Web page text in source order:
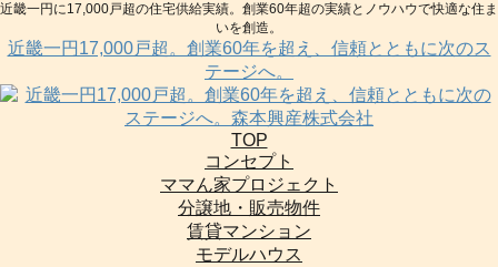
近畿一円に17,000戸超の住宅供給実績。創業60年超の実績とノウハウで快適な住ま
いを創造。
近畿一円17,000戸超。創業60年を超え、信頼とともに次のス
テージへ。
TOP
コンセプト
ママん家プロジェクト
分譲地・販売物件
賃貸マンション
モデルハウス